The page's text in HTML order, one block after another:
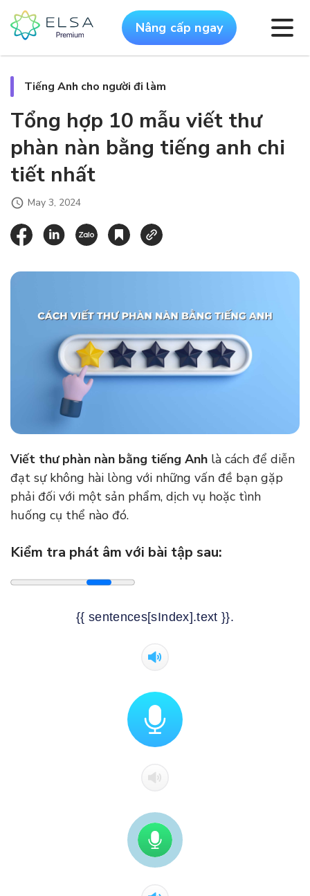
Nâng cấp ngay
Tiếng Anh cho người đi làm
Tổng hợp 10 mẫu viết thư
phàn nàn bằng tiếng anh chi
tiết nhất
May 3, 2024
Viết thư phàn nàn bằng tiếng Anh là cách để diễn
đạt sự không hài lòng với những vấn đề bạn gặp
phải đối với một sản phẩm, dịch vụ hoặc tình
huống cụ thể nào đó.
Kiểm tra phát âm với bài tập sau:
{{ sentences[sIndex].text }}.